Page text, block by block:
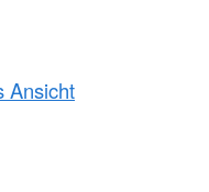
Ansicht